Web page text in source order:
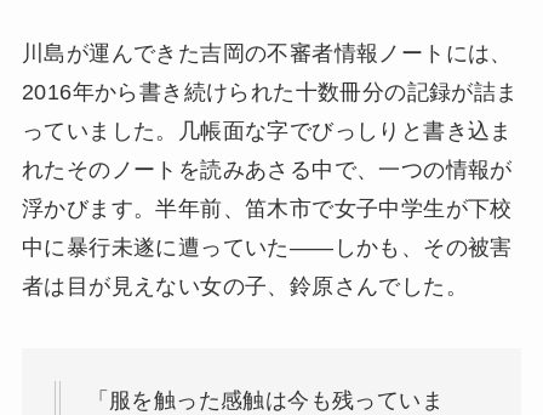
川島が運んできた吉岡の不審者情報ノートには、
2016年から書き続けられた十数冊分の記録が詰ま
っていました。几帳面な字でびっしりと書き込ま
れたそのノートを読みあさる中で、一つの情報が
浮かびます。半年前、笛木市で女子中学生が下校
中に暴行未遂に遭っていた——しかも、その被害
者は目が見えない女の子、鈴原さんでした。
「服を触った感触は今も残っていま